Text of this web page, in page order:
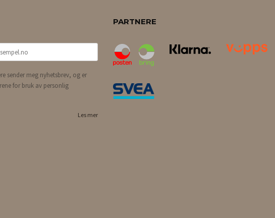
sender meg nyhetsbrev, og er
for bruk av personlig
Les mer
PARTNERE